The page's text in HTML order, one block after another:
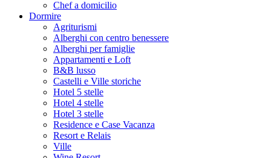
Chef a domicilio
Dormire
Agriturismi
Alberghi con centro benessere
Alberghi per famiglie
Appartamenti e Loft
B&B lusso
Castelli e Ville storiche
Hotel 5 stelle
Hotel 4 stelle
Hotel 3 stelle
Residence e Case Vacanza
Resort e Relais
Ville